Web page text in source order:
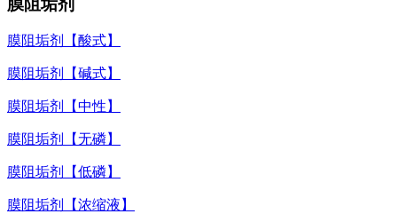
膜阻垢剂
膜阻垢剂【酸式】
膜阻垢剂【碱式】
膜阻垢剂【中性】
膜阻垢剂【无磷】
膜阻垢剂【低磷】
膜阻垢剂【浓缩液】